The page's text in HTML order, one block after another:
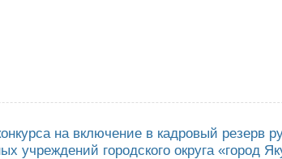
Окружной администрации города Якутска
образовательных учреждений городского округа
на включение в кадровый резерв
учреждений городского округа «город